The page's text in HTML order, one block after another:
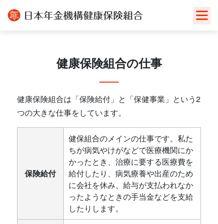
健康保険組合の仕事
健康保険組合は「保険給付」と「保健事業」という2
つの大きな仕事をしています。
保険給付
健保組合のメインの仕事です。私た
ちが病気やけがなどで医療機関にか
かったとき、治療に要する医療費を
給付したり、病気療養や出産のため
に会社を休み、給与が支払われなか
ったようなときの手当金などを支給
したりします。